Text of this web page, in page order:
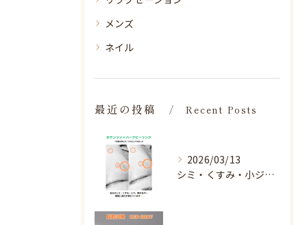
メンズ
ネイル
最近の投稿 Recent Posts
2026/03/13
シミ・くすみ・小ジワ・毛穴🌀